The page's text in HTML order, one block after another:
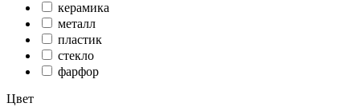
керамика
металл
пластик
стекло
фарфор
Цвет